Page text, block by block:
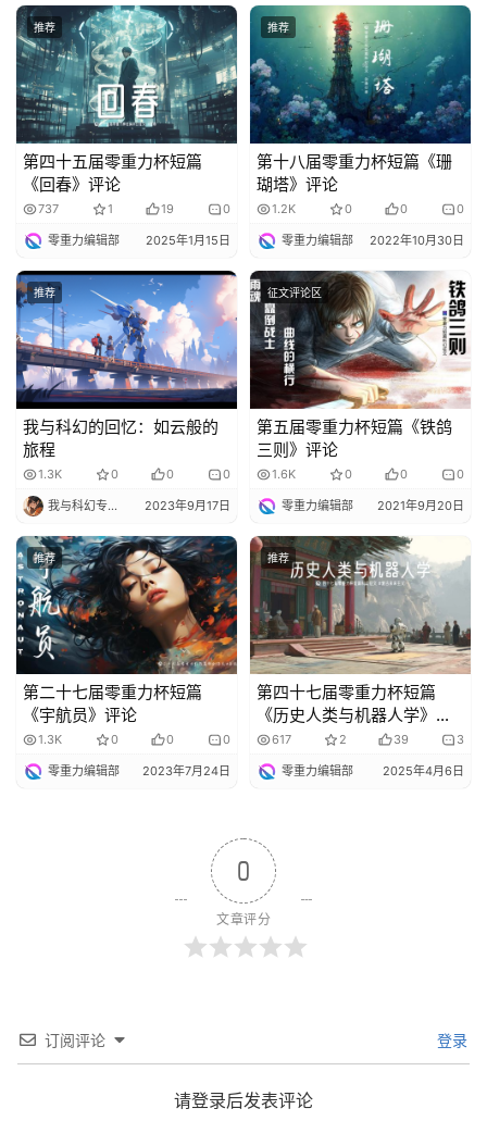
推荐
第四十五届零重力杯短篇
《回春》评论
737 1 19 0
零重力编辑部 2025年1月15日
推荐
第十八届零重力杯短篇《珊
瑚塔》评论
1.2K 0 0 0
零重力编辑部 2022年10月30日
推荐
我与科幻的回忆：如云般的
旅程
1.3K 0 0 0
我与科幻专栏小编 2023年9月17日
征文评论区
第五届零重力杯短篇《铁鸽
三则》评论
1.6K 0 0 0
零重力编辑部 2021年9月20日
推荐
第二十七届零重力杯短篇
《宇航员》评论
1.3K 0 0 0
零重力编辑部 2023年7月24日
推荐
第四十七届零重力杯短篇
《历史人类与机器人学》评
论617 2 39 3
零重力编辑部 2025年4月6日
0
文章评分
订阅评论 登录
请登录后发表评论